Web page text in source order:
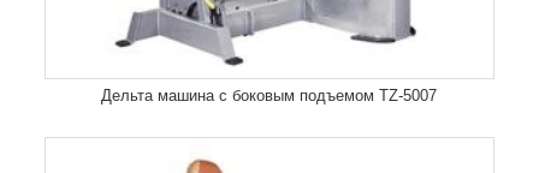
Дельта машина с боковым подъемом TZ-5007